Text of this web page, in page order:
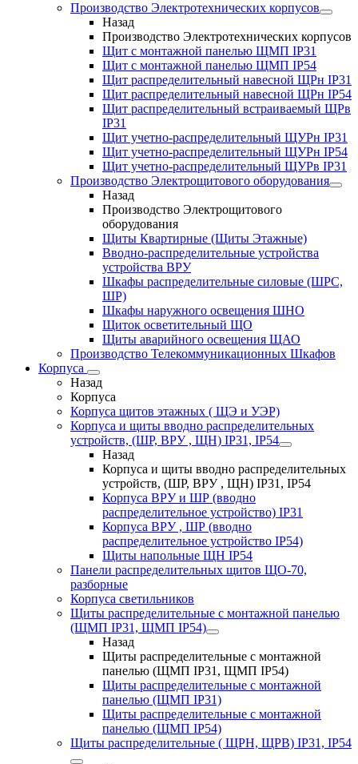
Производство Электротехнических корпусов
Назад
Производство Электротехнических корпусов
Щит с монтажной панелью ЩМП IP31
Щит с монтажной панелью ЩМП IP54
Щит распределительный навесной ЩРн IP31
Щит распределительный навесной ЩРн IP54
Щит распределительный встраиваемый ЩРв
IP31
Щит учетно-распределительный ЩУРн IP31
Щит учетно-распределительный ЩУРн IP54
Щит учетно-распределительный ЩУРв IP31
Производство Электрощитового оборудования
Назад
Производство Электрощитового
оборудования
Щиты Квартирные (Щиты Этажные)
Вводно-распределительные устройства
устройства ВРУ
Шкафы распределительные силовые (ШРС,
ШР)
Шкафы наружного освещения ШНО
Щиток осветительный ЩО
Щиты аварийного освещения ЩАО
Производство Телекоммуникационных Шкафов
Корпуса
Назад
Корпуса
Корпуса щитов этажных ( ЩЭ и УЭР)
Корпуса и щиты вводно распределительных
устройств, (ШР, ВРУ , ЩН) IP31, IP54
Назад
Корпуса и щиты вводно распределительных
устройств, (ШР, ВРУ , ЩН) IP31, IP54
Корпуса ВРУ и ШР (вводно
распределительное устройство) IP31
Корпуса ВРУ , ШР (вводно
распределительное устройство IP54)
Щиты напольные ЩН IP54
Панели распределительных щитов ЩО-70,
разборные
Корпуса светильников
Щиты распределительные с монтажной панелью
(ЩМП IP31, ЩМП IP54)
Назад
Щиты распределительные с монтажной
панелью (ЩМП IP31, ЩМП IP54)
Щиты распределительные с монтажной
панелью (ЩМП IP31)
Щиты распределительные с монтажной
панелью (ЩМП IP54)
Щиты распределительные ( ЩРН, ЩРВ) IP31, IP54